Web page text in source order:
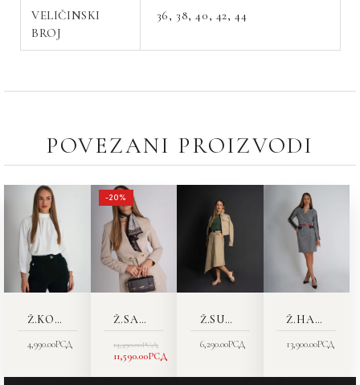
VELIČINSKI
BROJ
36, 38, 40, 42, 44
POVEZANI PROIZVODI
Ž.KOŠULJA 7678-06
4,990.00РСД
-20%
Ž.SAKO 5449-20
14,490.00РСД
ORIGINALNA
CENA
JE
BILA:
14,490.00РСД.
11,590.00РСД
TRENUTNA
CENA
JE:
11,590.00РСД.
Ž.SUKNJA 4095-50
6,290.00РСД
Ž.HALJINA 4422-07
13,900.00РСД